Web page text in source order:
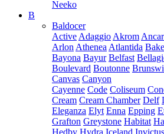
Neeko
B
Baldocer
Active Adaggio Akrom
Arlon Athenea Atlantida
Bayona Bayur Belfast
Boulevard Boutonne
Canvas Canyon
Cayenne Code Coliseum
Cream Cream Chamber Delf
Eleganza Elyt Enna Epping
Grafton Greystone Habitat